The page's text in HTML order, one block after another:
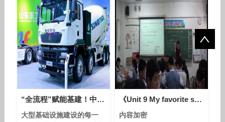
公司年产47320吨农药中间
体及原药项目（二期），项
目总投资30000万元，建设
性质为新建，属于原药项
目，建设地点在阿拉善高新
技术产业开发区巴音敖包工
业园区内蒙古犇星化学有限
公司厂区内。建设内容及规
模包括建设年产6000吨
“全流程”赋能基建！中国重汽硬核装备，护航大型工程每一环
大型基础设施建设的每一
《Unit 9 My favorite subject is science - Section A Grammar focus 3a—3c》人教版英语七上-海南-羊引楼
内容加密